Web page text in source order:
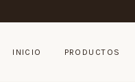
INICIO PRODUCTOS